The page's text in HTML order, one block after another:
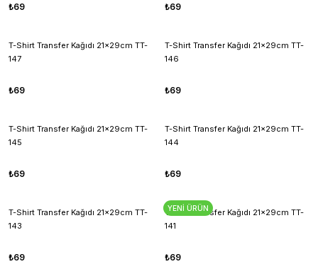
₺69 ₺69
T-Shirt Transfer Kağıdı 21x29cm TT-
147
₺69
T-Shirt Transfer Kağıdı 21x29cm TT-
146
₺69
T-Shirt Transfer Kağıdı 21x29cm TT-
145
₺69
T-Shirt Transfer Kağıdı 21x29cm TT-
144
₺69
T-Shirt Transfer Kağıdı 21x29cm TT-
143
₺69
YENİ ÜRÜN
T-Shirt Transfer Kağıdı 21x29cm TT-
141
₺69